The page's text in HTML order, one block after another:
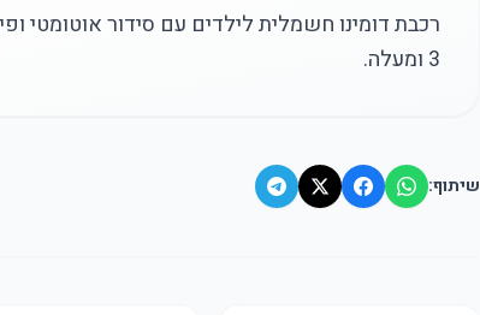
רכבת דומינו חשמלית לילדים עם סידור אוטומטי
3 ומעלה.
שיתוף: